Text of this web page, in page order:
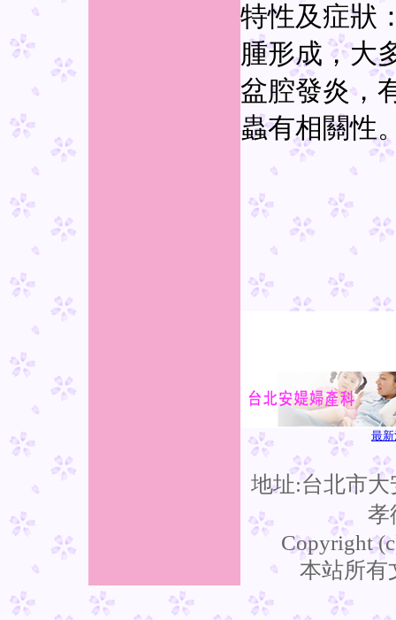
特性及症狀
腫形成，大
盆腔發炎，
蟲有相關性
最
地址:台北市
孝
Copyright
本站所有